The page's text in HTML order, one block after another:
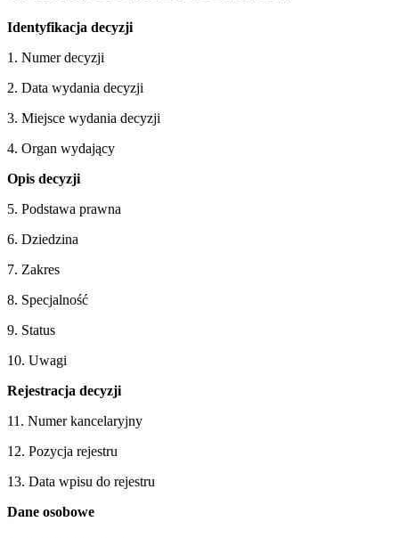
Identyfikacja decyzji
1. Numer decyzji
2. Data wydania decyzji
3. Miejsce wydania decyzji
4. Organ wydający
Opis decyzji
5. Podstawa prawna
6. Dziedzina
7. Zakres
8. Specjalność
9. Status
10. Uwagi
Rejestracja decyzji
11. Numer kancelaryjny
12. Pozycja rejestru
13. Data wpisu do rejestru
Dane osobowe